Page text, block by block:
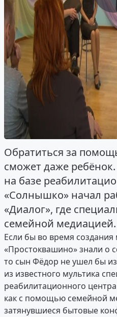
Обратиться за
сможет даже
на базе
«Солнышко» начал
«Диалог», где
семейной медиацией.
Если бы во время
«Простоквашино» знали о
то сын Фёдор не ушел бы
из известного мультика
реабилитационного
как с помощью семейной
затянувшиеся бытовые